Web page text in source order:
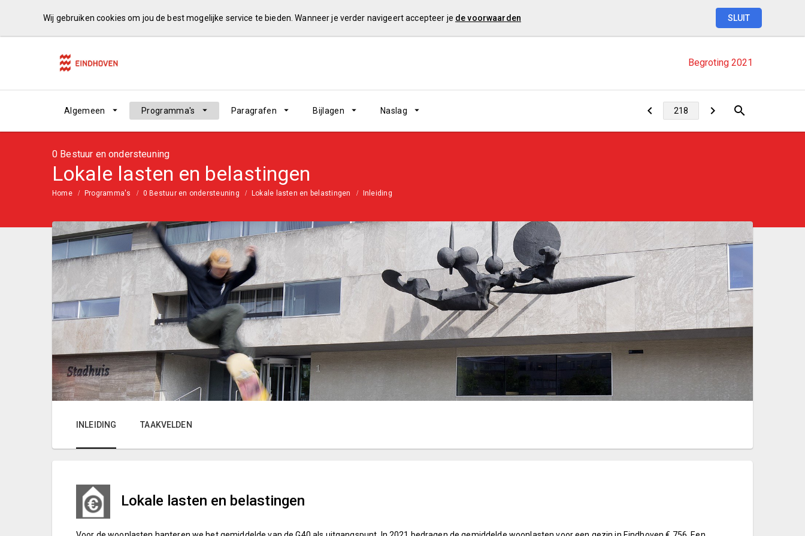
Begroting 2021
Algemeen Programma's Paragrafen Bijlagen Naslag
0 Bestuur en ondersteuning
Lokale lasten en belastingen
Home Programma's 0 Bestuur en ondersteuning Lokale lasten en belastingen Inleiding
Lokale lasten en belastingen
INLEIDING TAAKVELDEN
Wij gebruiken cookies om jou de best mogelijke service te bieden. Wanneer je verder navigeert accepteer je de voorwaarden SLUIT